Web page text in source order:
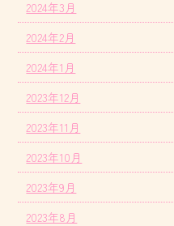
2024年3月
2024年2月
2024年1月
2023年12月
2023年11月
2023年10月
2023年9月
2023年8月